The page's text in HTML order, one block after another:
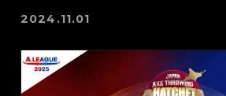
2024.11.01